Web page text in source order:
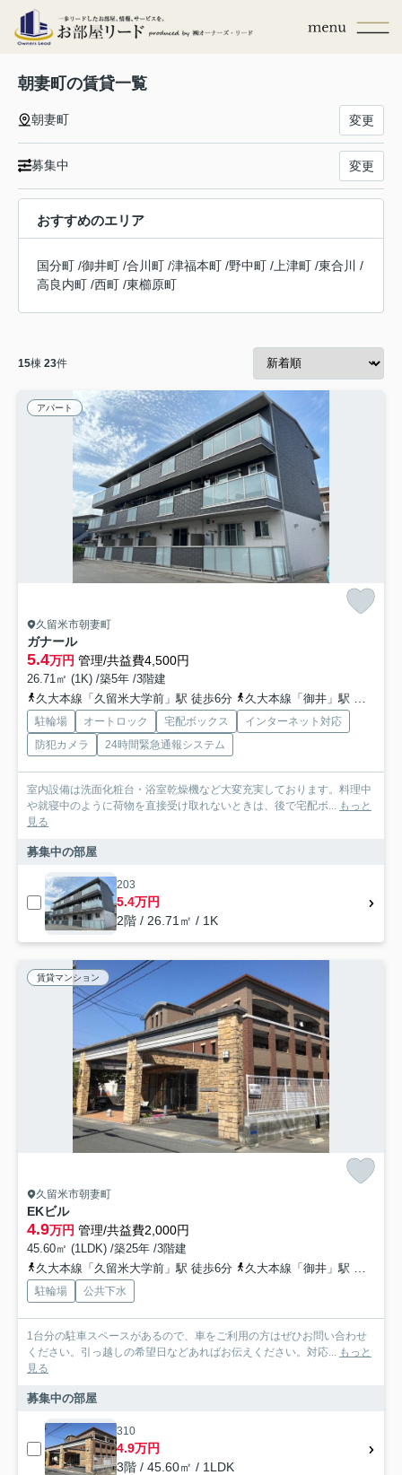
朝妻町の賃貸一覧
朝妻町 変更
募集中 変更
おすすめのエリア
国分町 /御井町 /合川町 /津福本町 /野中町 / 上津町 /東合川
/
高良内町 /西町 /東櫛原町
15棟 23件
アパート
久留米市朝妻町
ガナール
5.4万円 管理/共益費4,500円
26.71㎡ (1K) /築5年 /3階建
久大本線「久留米大学前」駅 徒歩6分
久大本線「御井」駅 徒歩22分
駐輪場 オートロック 宅配ボックス
インターネット対応
防犯カメラ
24時間緊急通報システム
室内設備は洗面化粧台・浴室乾燥機など大変充実しております。料理中
や就寝中のように荷物を直接受け取れないときは、後で宅配ボ...
もっと
見る
募集中の部屋
203
5.4万円
2階 / 26.71㎡ / 1K
賃貸マンション
久留米市朝妻町
EKビル
4.9万円 管理/共益費2,000円
45.60㎡ (1LDK) /築25年 /3階建
久大本線「久留米大学前」駅 徒歩6分
久大本線「御井」駅 徒歩23分
駐輪場 公共下水
1台分の駐車スペースがあるので、車をご利用の方はぜひお問い合わせ
ください。引っ越しの希望日などあればお伝えください。対応...
もっと
見る
募集中の部屋
310
4.9万円
3階 / 45.60㎡ / 1LDK